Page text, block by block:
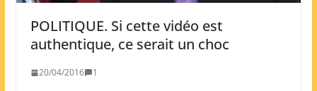
POLITIQUE. Si cette vidéo est
authentique, ce serait un choc
20/04/2016 1